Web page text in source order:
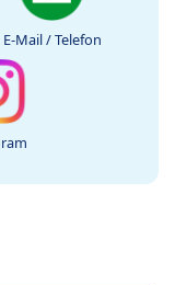
E-Mail / Telefon